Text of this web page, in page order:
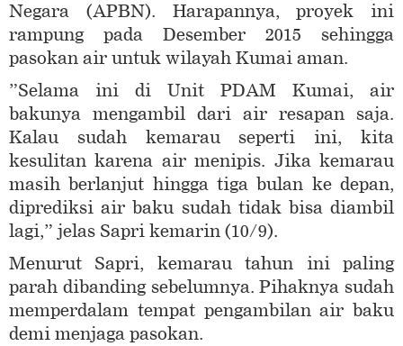
Negara (APBN). Harapannya, proyek ini
rampung pada Desember 2015 sehingga
pasokan air untuk wilayah Kumai aman.
”Selama ini di Unit PDAM Kumai, air
bakunya mengambil dari air resapan saja.
Kalau sudah kemarau seperti ini, kita
kesulitan karena air menipis. Jika kemarau
masih berlanjut hingga tiga bulan ke depan,
diprediksi air baku sudah tidak bisa diambil
lagi,” jelas Sapri kemarin (10/9).
Menurut Sapri, kemarau tahun ini paling
parah dibanding sebelumnya. Pihaknya sudah
memperdalam tempat pengambilan air baku
demi menjaga pasokan.